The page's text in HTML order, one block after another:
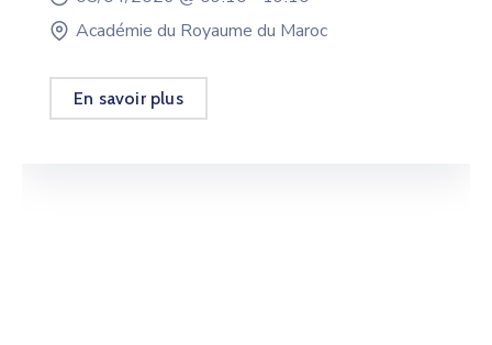
Académie du Royaume du Maroc
En savoir plus